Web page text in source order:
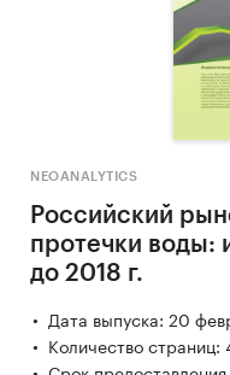
NEOANALYTICS
Российский
протечки воды:
до 2018 г.
Дата выпуска: 20
Количество страниц: